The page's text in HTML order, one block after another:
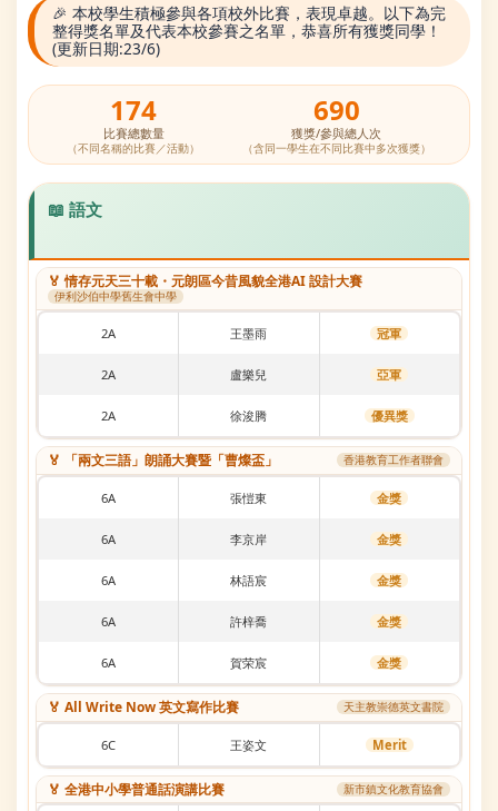
🎉 本校學生積極參與各項校外比賽，表現卓越。以下為完
整得獎名單及代表本校參賽之名單，恭喜所有獲獎同學！
(更新日期:23/6)
174
比賽總數量
（不同名稱的比賽／活動）
690
獲獎/參與總人次
（含同一學生在不同比賽中多次獲獎）
📖 語文
🏅 情存元天三十載・元朗區今昔風貌全港AI 設計大賽
伊利沙伯中學舊生會中學
2A 王墨雨 冠軍
2A 盧樂兒 亞軍
2A 徐浚腾 優異獎
🏅 「兩文三語」朗誦大賽暨「曹燦盃」 香港教育工作者聯會
6A 張愷東 金獎
6A 李京岸 金獎
6A 林語宸 金獎
6A 許梓喬 金獎
6A 賀荣宸 金獎
🏅 All Write Now 英文寫作比賽 天主教崇德英文書院
6C 王姿文 Merit
🏅 全港中小學普通話演講比賽 新市鎮文化教育協會